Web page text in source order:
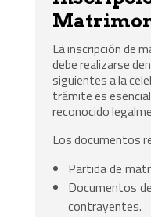
La inscripción de
debe realizarse
siguientes a la
trámite es
reconocido
Los documentos
Partida de
Documentos
contrayentes.